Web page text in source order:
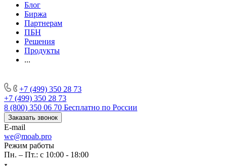
Блог
Биржа
Партнерам
ПБН
Решения
Продукты
...
+7 (499) 350 28 73
+7 (499) 350 28 73
8 (800) 350 06 70 Бесплатно по России
Заказать звонок
E-mail
we@moab.pro
Режим работы
Пн. – Пт.: с 10:00 - 18:00